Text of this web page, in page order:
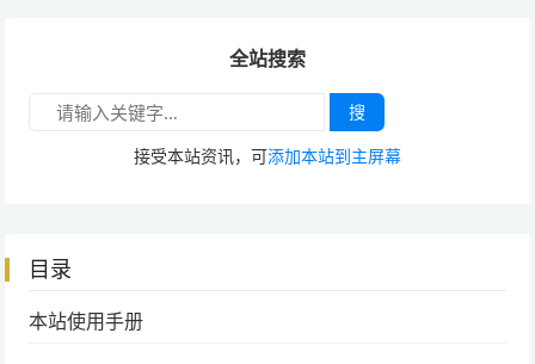
全站搜索
搜
接受本站资讯，可添加本站到主屏幕
目录
本站使用手册